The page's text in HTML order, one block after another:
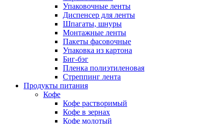
Упаковочные ленты
Диспенсер для ленты
Шпагаты, шнуры
Монтажные ленты
Пакеты фасовочные
Упаковка из картона
Биг-бэг
Пленка полиэтиленовая
Стреппинг лента
Продукты питания
Кофе
Кофе растворимый
Кофе в зернах
Кофе молотый